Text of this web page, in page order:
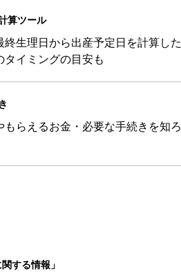
算ツール
終生理日から出産予定日を計算した
タイミングの目安も
もらえるお金・必要な手続きを知ろ
する情報」